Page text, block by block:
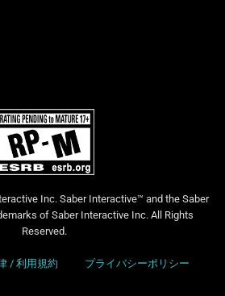
Inc. Saber Interactive™ and the Saber
of Saber Interactive Inc. All Rights
Reserved.
/ 利用規約 プライバシーポリシー